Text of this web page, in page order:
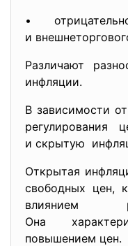
•
и
Различают
инфляции.
В зависимости
и скрытую
Открытая
свободных цен,
влиянием
Она
повышением цен.